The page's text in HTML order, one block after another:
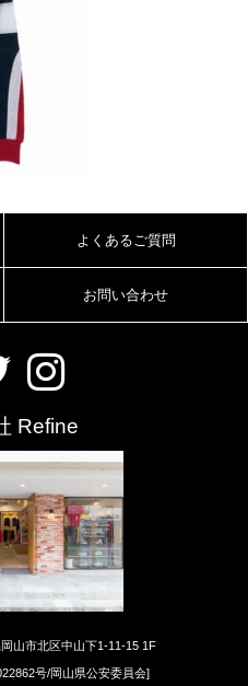
よくあるご質問
お問い合わせ
Refine
山市北区中山下1-11-15 1F
号/岡山県公安委員会]